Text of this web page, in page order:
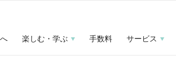
楽しむ・学ぶ 手数料 サービス